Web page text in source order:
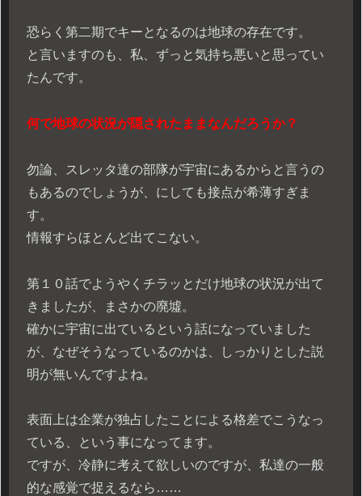
恐らく第二期でキーとなるのは地球の存在です。
と言いますのも、私、ずっと気持ち悪いと思ってい
たんです。
何で地球の状況が隠されたままなんだろうか？
勿論、スレッタ達の部隊が宇宙にあるからと言うの
もあるのでしょうが、にしても接点が希薄すぎま
す。
情報すらほとんど出てこない。
第１０話でようやくチラッとだけ地球の状況が出て
きましたが、まさかの廃墟。
確かに宇宙に出ているという話になっていました
が、なぜそうなっているのかは、しっかりとした説
明が無いんですよね。
表面上は企業が独占したことによる格差でこうなっ
ている、という事になってます。
ですが、冷静に考えて欲しいのですが、私達の一般
的な感覚で捉えるなら……